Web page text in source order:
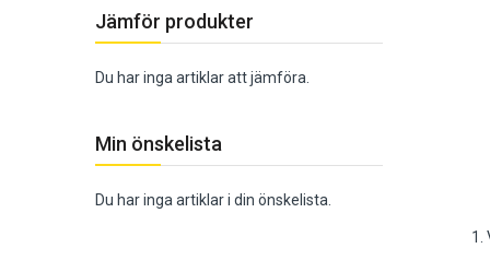
Jämför produkter
Du har inga artiklar att jämföra.
Min önskelista
Du har inga artiklar i din önskelista.
1.